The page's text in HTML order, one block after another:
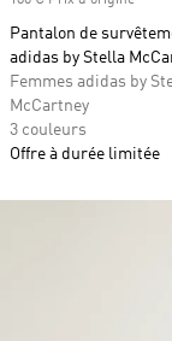
Pantalon de
adidas by Stella
Femmes adidas by
McCartney
3 couleurs
Offre à durée limitée